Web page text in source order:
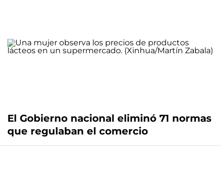
El Gobierno nacional eliminó 71 normas
que regulaban el comercio